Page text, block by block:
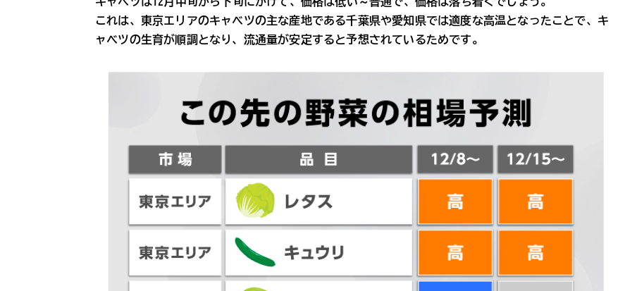
これは、東京エリアのキャベツの主な産地である千葉県や愛知県では適度な高温となったことで、キ
ャベツの生育が順調となり、流通量が安定すると予想されているためです。